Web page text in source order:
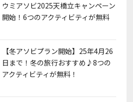
ウミアソビ2025天橋立キャンペーン
開始！6つのアクティビティが無料
【冬アソビプラン開始】25年4月26
日まで！冬の旅行おすすめ♪8つの
アクティビティが無料！